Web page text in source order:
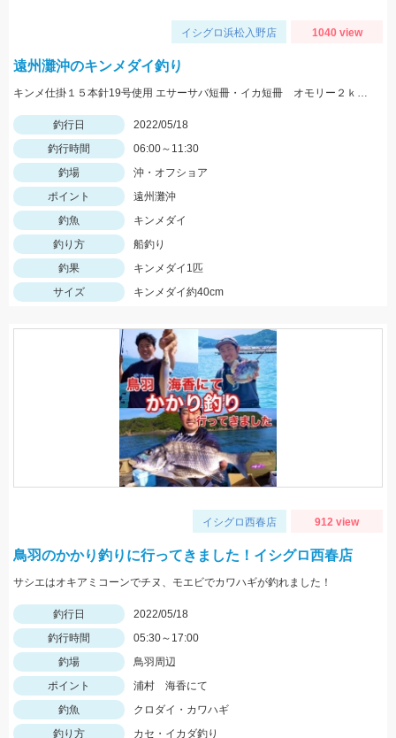
イシグロ浜松入野店 1040 view
遠州灘沖のキンメダイ釣り
キンメ仕掛１５本針19号使用 エサーサバ短冊・イカ短冊 オモリー２ｋｇ使用
釣行日
2022/05/18
釣行時間
06:00～11:30
釣場
沖・オフショア
ポイント
遠州灘沖
釣魚
キンメダイ
釣り方
船釣り
釣果
キンメダイ1匹
サイズ
キンメダイ約40cm
イシグロ西春店 912 view
鳥羽のかかり釣りに行ってきました！イシグロ西春店
サシエはオキアミコーンでチヌ、モエビでカワハギが釣れました！
釣行日
2022/05/18
釣行時間
05:30～17:00
釣場
鳥羽周辺
ポイント
浦村 海香にて
釣魚
クロダイ・カワハギ
釣り方
カセ・イカダ釣り